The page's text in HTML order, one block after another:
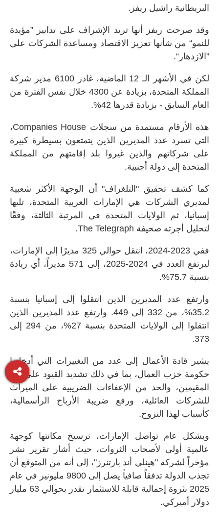
البريطانية راشيل ريفز.
وقد صرحت ريفز أنها تريد الإشراف على تدابير ”مؤيدة
للنمو“ من شأنها تعزيز الاقتصاد ومساعدة الشركات على
”الازدهار“.
لكن في الأشهر الـ 12 الماضية، غادر 6100 مدير شركة
المملكة المتحدة، بزيادة عن 4300 خلال نفس الفترة من
العام السابق - بزيادة قدرها 42%.
هذه الأرقام مستمدة من سجلات Companies House،
التي تسرد عدد المديرين الذين يتمتعون بسيطرة كبيرة
على شركاتهم والذين غيروا بلد إقامتهم من المملكة
المتحدة إلى دولة أجنبية.
كما كشف تحقيق "التلغراف" أن الوجهة الأكثر شعبية
لمديري الشركات هي الإمارات العربية المتحدة، تليها
إسبانيا، ثم الولايات المتحدة في المرتبة الثالثة، وفقًا
لتحليل أجرته صحيفة The Telegraph
.
ففي 2023-2024، انتقل حوالي 325 مديرًا إلى الإمارات،
ليرتفع العدد في 2024-2025، إلى 571 مديراً، أي زيادة
بنسبة 75.7%.
وارتفع عدد المديرين الذين انتقلوا إلى إسبانيا بنسبة
35.2%، من 332 إلى 449. وارتفع عدد المديرين الذين
انتقلوا إلى الولايات المتحدة بنسبة 27%، من 294 إلى
373.
يشير قادة الأعمال إلى عدد من التغييرات التي أدخلتها
حكومة حزب العمال، بما في ذلك تشديد القيود على غير
المقيمين، والحد من الإعفاءات الضريبية على الميراث
للشركات العائلية، ورفع ضريبة الأرباح الرأسمالية،
كأسباب لهذا النزوح.
وبشكل عام تواصل الإمارات، ترسيخ مكانتها كوجهة
عالمية أولى لأصحاب الثروات، حيث أشار تقرير نشر
مؤخراً لشركة "هينلي أند بارتنرز"، إلى أنه من المتوقع أن
تجذب الدولة تدفقاً صافياً يصل إلى 9800 مليونير في عام
2025 بثروة إجمالية قابلة للاستثمار تقدر بحوالي 63 مليار
دولار أميركي.